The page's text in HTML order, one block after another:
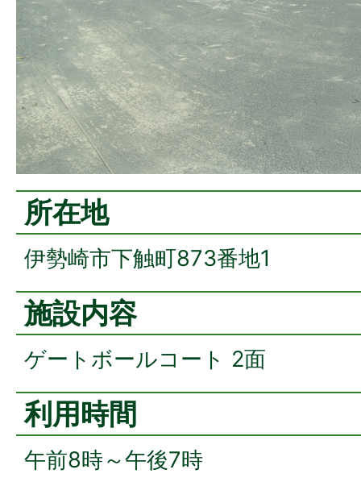
所在地
伊勢崎市下触町873番地1
施設内容
ゲートボールコート 2面
利用時間
午前8時～午後7時